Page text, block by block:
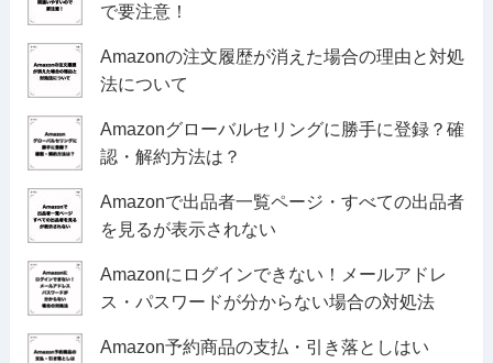
で要注意！
Amazonの注文履歴が消えた場合の理由と対処
法について
Amazonグローバルセリングに勝手に登録？確
認・解約方法は？
Amazonで出品者一覧ページ・すべての出品者
を見るが表示されない
Amazonにログインできない！メールアドレ
ス・パスワードが分からない場合の対処法
Amazon予約商品の支払・引き落としはい